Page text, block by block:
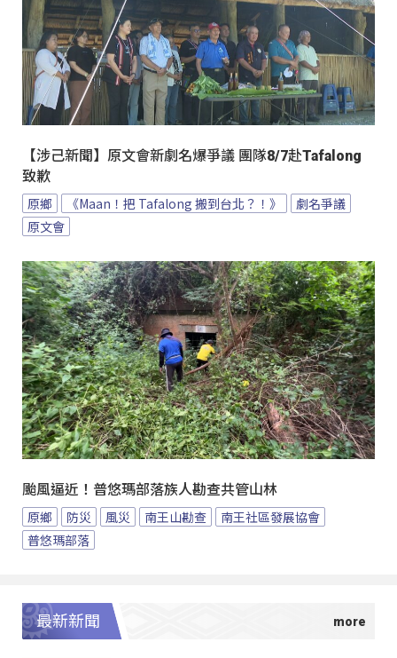
【涉己新聞】原文會新劇名爆爭議 團隊8/7赴Tafalong
致歉
原鄉 《Maan！把 Tafalong 搬到台北？！》
劇名爭議
原文會
颱風逼近！普悠瑪部落族人勘查共管山林
原鄉 防災 風災 南王山勘查
南王社區發展協會
普悠瑪部落
最新新聞